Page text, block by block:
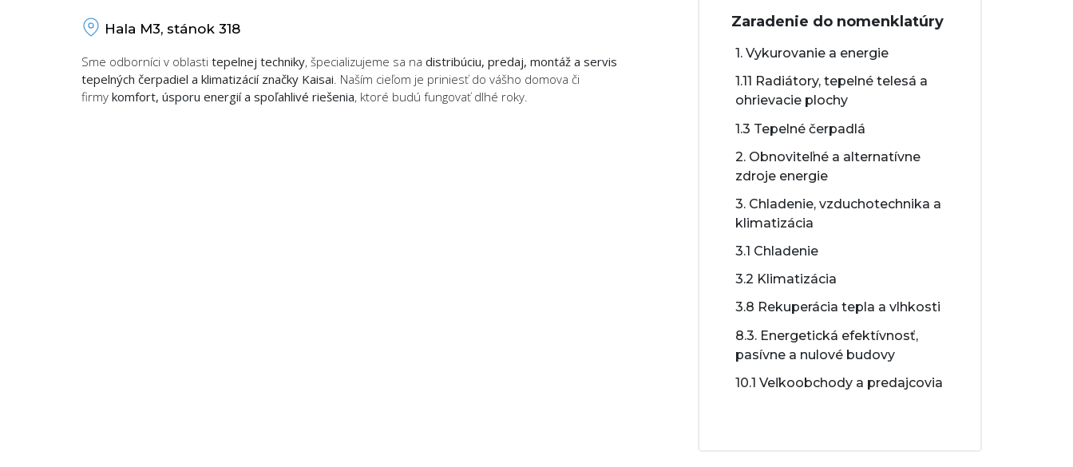
Hala M3, stánok 318
Sme odborníci v oblasti tepelnej techniky, špecializujeme sa na distribúciu, predaj, montáž a servis
tepelných čerpadiel a klimatizácií značky Kaisai. Naším cieľom je priniesť do vášho domova či
firmy komfort, úsporu energií a spoľahlivé riešenia, ktoré budú fungovať dlhé roky.
Zaradenie do nomenklatúry
1. Vykurovanie a energie
1.11 Radiátory, tepelné telesá a
ohrievacie plochy
1.3 Tepelné čerpadlá
2. Obnoviteľné a alternatívne
zdroje energie
3. Chladenie, vzduchotechnika a
klimatizácia
3.1 Chladenie
3.2 Klimatizácia
3.8 Rekuperácia tepla a vlhkosti
8.3. Energetická efektívnosť,
pasívne a nulové budovy
10.1 Veľkoobchody a predajcovia